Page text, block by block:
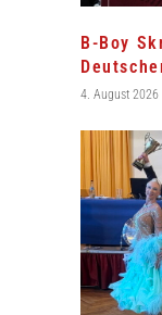
B-Boy
4. August 2026